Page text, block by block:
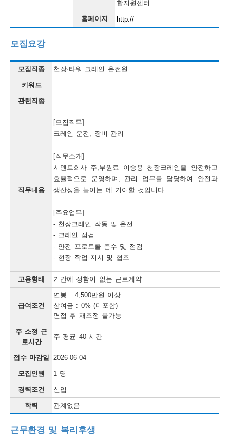
보
합지원센터
홈페이지 http://
모집요강
모집직종 천장·타워 크레인 운전원
키워드
관련직종
직무내용
[모집직무]
크레인 운전, 장비 관리
[직무소개]
시멘트회사 주,부원료 이송용 천장크레인을 안전하고
효율적으로 운영하며, 관리 업무를 담당하여 안전과
생산성을 높이는 데 기여할 것입니다.
[주요업무]
- 천장크레인 작동 및 운전
- 크레인 점검
- 안전 프로토콜 준수 및 점검
- 현장 작업 지시 및 협조
고용형태 기간에 정함이 없는 근로계약
급여조건
연봉 4,500만원 이상
상여금 : 0% (미포함)
면접 후 재조정 불가능
주 소정 근
로시간
주 평균 40 시간
접수 마감일 2026-06-04
모집인원 1 명
경력조건 신입
학력 관계없음
근무환경 및 복리후생
보
오
늘
등
보
되
용
정
보
단
양
군
채